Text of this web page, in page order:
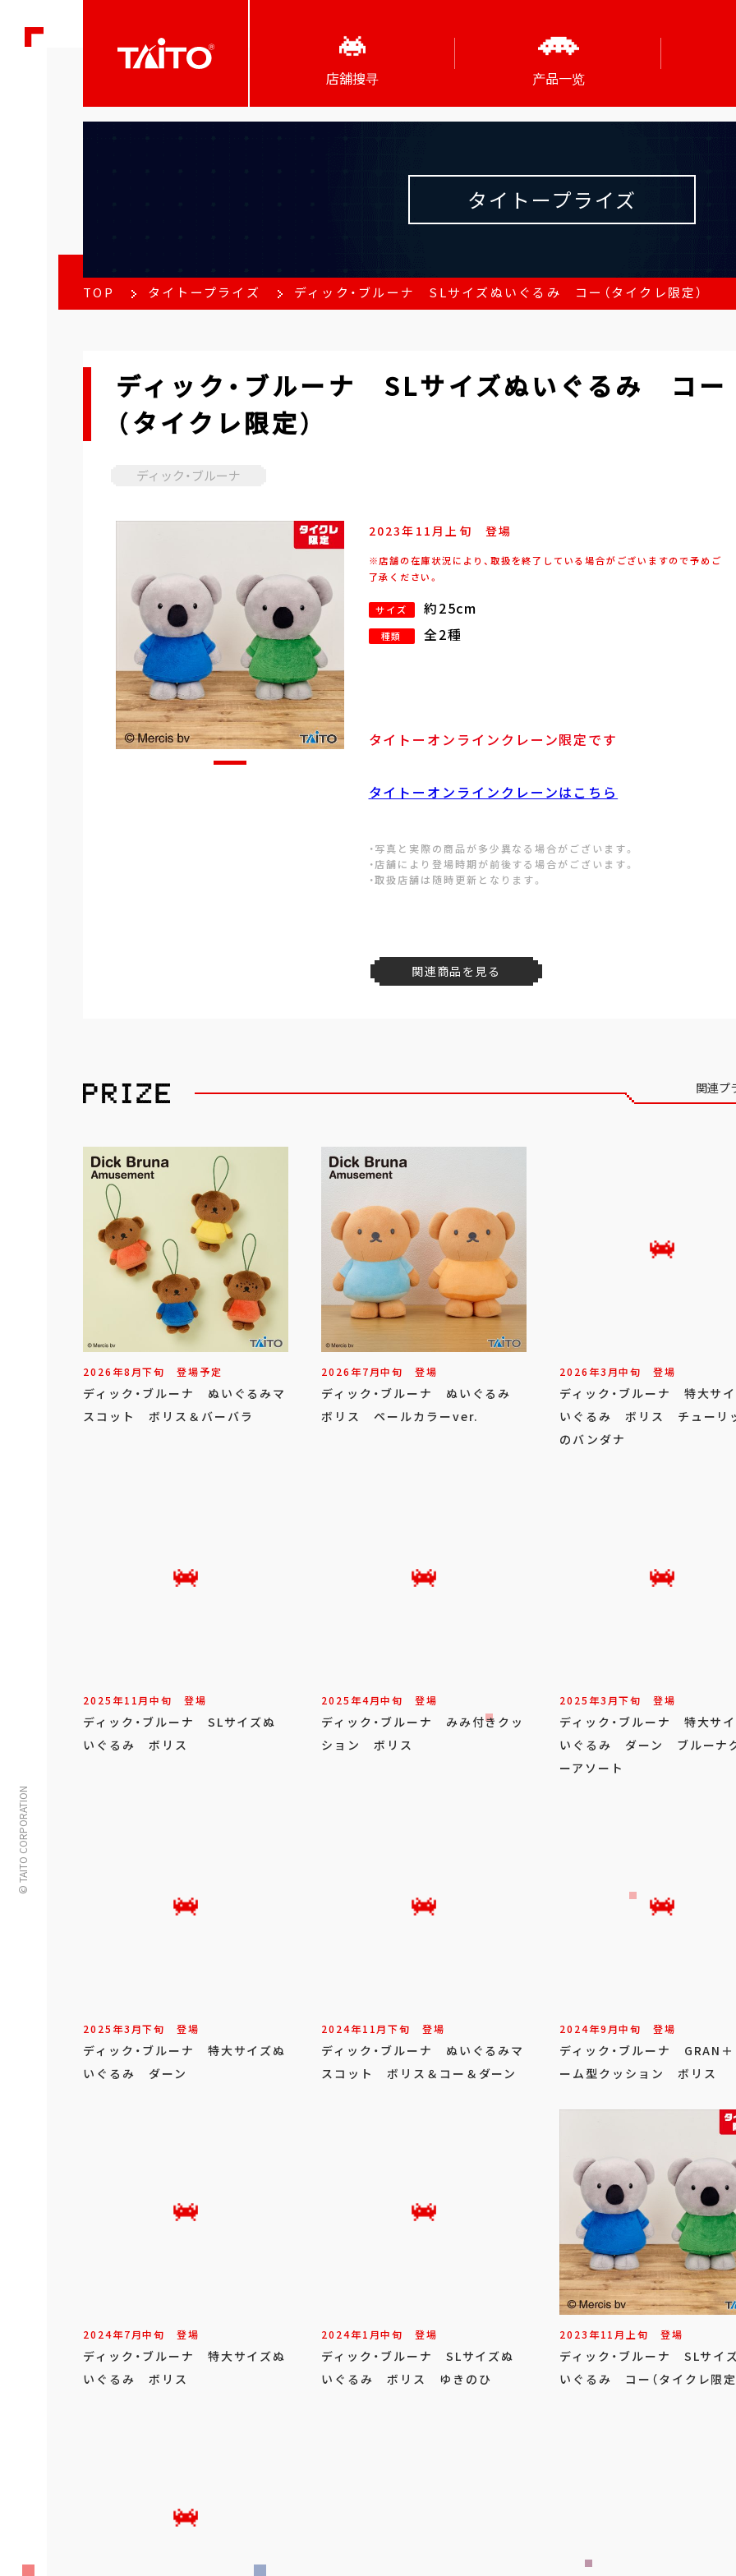
店舖搜寻 产品一览
© TAITO CORPORATION
タイトープライズ
TOP タイトープライズ ディック・ブルーナ SLサイズぬいぐるみ コー（タイクレ限定）
ディック・ブルーナ SLサイズぬいぐるみ コー
（タイクレ限定）
ディック・ブルーナ
2023年 11月上旬 登場
※店舗の在庫状況により、取扱を終了している場合がございますので予めご
了承ください。
サイズ 約25cm
種類 全2種
タイトーオンラインクレーン限定です
タイトーオンラインクレーンはこちら
・写真と実際の商品が多少異なる場合がございます。
・店舗により登場時期が前後する場合がございます。
・取扱店舗は随時更新となります。
関連商品を見る
関連プ
2026年8月下旬 登場予定
ディック・ブルーナ ぬいぐるみマ
スコット ボリス＆バーバラ
2026年7月中旬 登場
ディック・ブルーナ ぬいぐるみ
ボリス ペールカラーver.
2026年3月中旬 登場
ディック・ブルーナ 特大サ
いぐるみ ボリス チューリ
のバンダナ
2025年11月中旬 登場
ディック・ブルーナ SLサイズぬ
いぐるみ ボリス
2025年4月中旬 登場
ディック・ブルーナ みみ付きクッ
ション ボリス
2025年3月下旬 登場
ディック・ブルーナ 特大サ
いぐるみ ダーン ブルーナ
ーアソート
2025年3月下旬 登場
ディック・ブルーナ 特大サイズぬ
いぐるみ ダーン
2024年11月下旬 登場
ディック・ブルーナ ぬいぐるみマ
スコット ボリス＆コー＆ダーン
2024年9月中旬 登場
ディック・ブルーナ GRAN
ーム型クッション ボリス
2024年7月中旬 登場
ディック・ブルーナ 特大サイズぬ
いぐるみ ボリス
2024年1月中旬 登場
ディック・ブルーナ SLサイズぬ
いぐるみ ボリス ゆきのひ
2023年11月上旬 登場
ディック・ブルーナ SLサイ
いぐるみ コー（タイクレ限定